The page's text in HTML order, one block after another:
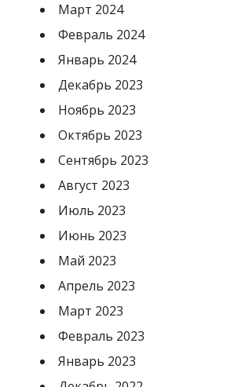
Март 2024
Февраль 2024
Январь 2024
Декабрь 2023
Ноябрь 2023
Октябрь 2023
Сентябрь 2023
Август 2023
Июль 2023
Июнь 2023
Май 2023
Апрель 2023
Март 2023
Февраль 2023
Январь 2023